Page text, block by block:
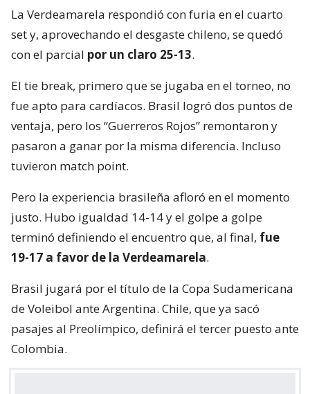
La Verdeamarela respondió con furia en el cuarto
set y, aprovechando el desgaste chileno, se quedó
con el parcial por un claro 25-13.
El tie break, primero que se jugaba en el torneo, no
fue apto para cardíacos. Brasil logró dos puntos de
ventaja, pero los “Guerreros Rojos” remontaron y
pasaron a ganar por la misma diferencia. Incluso
tuvieron match point.
Pero la experiencia brasileña afloró en el momento
justo. Hubo igualdad 14-14 y el golpe a golpe
terminó definiendo el encuentro que, al final, fue
19-17 a favor de la Verdeamarela.
Brasil jugará por el título de la Copa Sudamericana
de Voleibol ante Argentina. Chile, que ya sacó
pasajes al Preolímpico, definirá el tercer puesto ante
Colombia.